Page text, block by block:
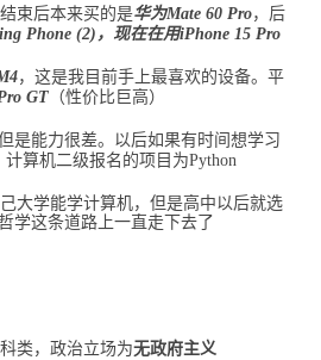
束后本来买的是华为Mate 60 Pro，后
Phone (2) ，现在在用iPhone 15 Pro
，这是我目前手上最喜欢的设备。平
GT （性价比巨高）
是能力很差。以后如果有时间想学习
计算机二级报名的项目为Python
大学能学计算机，但是高中以后就选
学这条道路上一直走下去了
类，政治立场为无政府主义